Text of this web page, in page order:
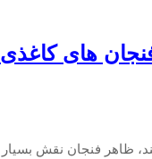
های کاغذی
ظاهر فنجان نقش بسیار